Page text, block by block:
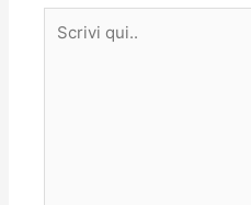
qui..